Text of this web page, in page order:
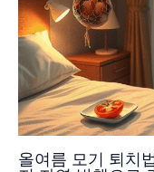
올여름 모기 퇴치